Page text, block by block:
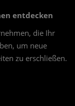
entdecken
die Ihr
um neue
zu erschließen.